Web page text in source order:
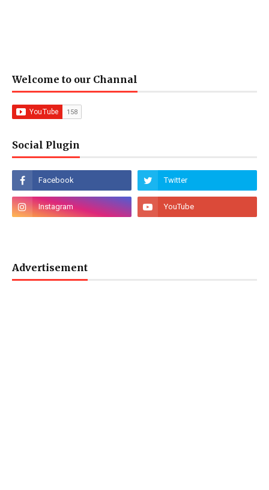
Welcome to our Channal
Social Plugin
Advertisement